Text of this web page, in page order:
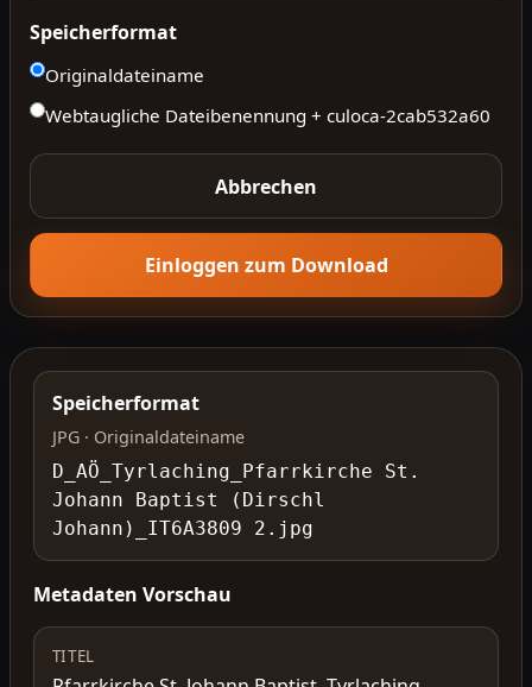
Speicherformat
Originaldateiname
Webtaugliche Dateibenennung + culoca-2cab532a60
Abbrechen
Einloggen zum Download
Speicherformat
JPG · Originaldateiname
D_AÖ_Tyrlaching_Pfarrkirche St.
Johann Baptist (Dirschl
Johann)_IT6A3809 2.jpg
Metadaten Vorschau
TITEL